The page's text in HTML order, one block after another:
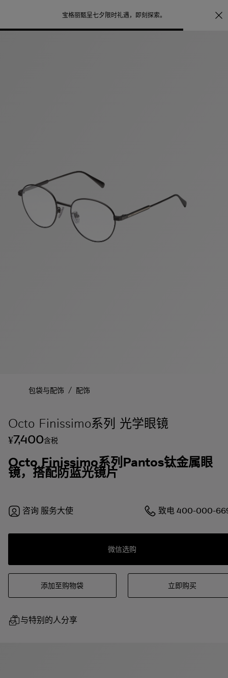
宝格丽甄呈七夕限时礼遇， 即刻探索。
包袋与配饰 / 配饰
Octo Finissimo系列 光学眼镜
¥7,400含税
Octo Finissimo系列Pantos钛金属眼
镜，搭配防蓝光镜片
咨询 服务大使 致电400-000-
微信选购
添加至购物袋 立即购买
与特别的人分享